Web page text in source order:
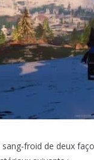
froid de deux